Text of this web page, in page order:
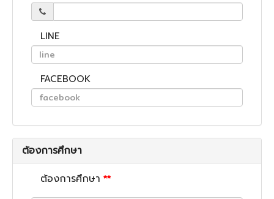
LINE
FACEBOOK
ต้องการศึกษา
ต้องการศึกษา **